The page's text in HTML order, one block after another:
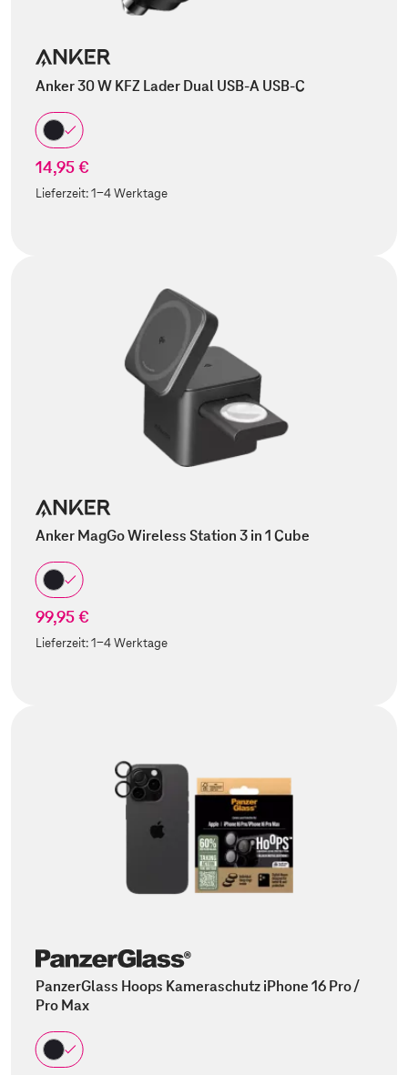
Anker 30 W KFZ Lader Dual USB-A USB-C
14,95 €
Lieferzeit:1-4 Werktage
Anker MagGo Wireless Station 3 in 1 Cube
99,95 €
Lieferzeit:1-4 Werktage
PanzerGlass Hoops Kameraschutz iPhone 16 Pro /
Pro Max